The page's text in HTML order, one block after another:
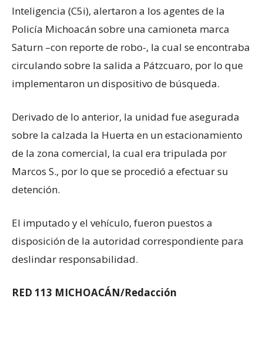
Inteligencia (C5i), alertaron a los agentes de la
Policía Michoacán sobre una camioneta marca
Saturn –con reporte de robo-, la cual se encontraba
circulando sobre la salida a Pátzcuaro, por lo que
implementaron un dispositivo de búsqueda.
Derivado de lo anterior, la unidad fue asegurada
sobre la calzada la Huerta en un estacionamiento
de la zona comercial, la cual era tripulada por
Marcos S., por lo que se procedió a efectuar su
detención.
El imputado y el vehículo, fueron puestos a
disposición de la autoridad correspondiente para
deslindar responsabilidad.
RED 113 MICHOACÁN/Redacción